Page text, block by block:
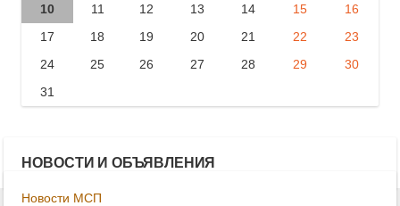
10
11 12 13 14 15
16
17
18 19 20 21 22
23
24
25 26 27 28 29
30
31
НОВОСТИ И ОБЪЯВЛЕНИЯ
Новости МСП